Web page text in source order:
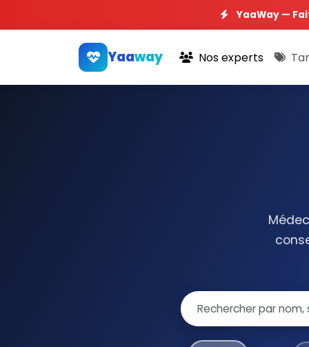
YaaWay —
Yaaway Nos experts